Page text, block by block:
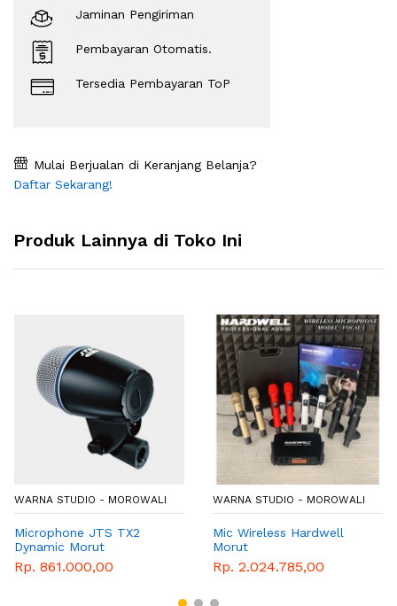
Jaminan Pengiriman
Pembayaran Otomatis.
Tersedia Pembayaran ToP
Mulai Berjualan di Keranjang Belanja?
Daftar Sekarang!
Produk Lainnya di Toko Ini
WARNA STUDIO - MOROWALI
Microphone JTS TX2
Dynamic Morut
Rp. 861.000,00
WARNA STUDIO - MOROWALI
Mic Wireless Hardwell
Morut
Rp. 2.024.785,00